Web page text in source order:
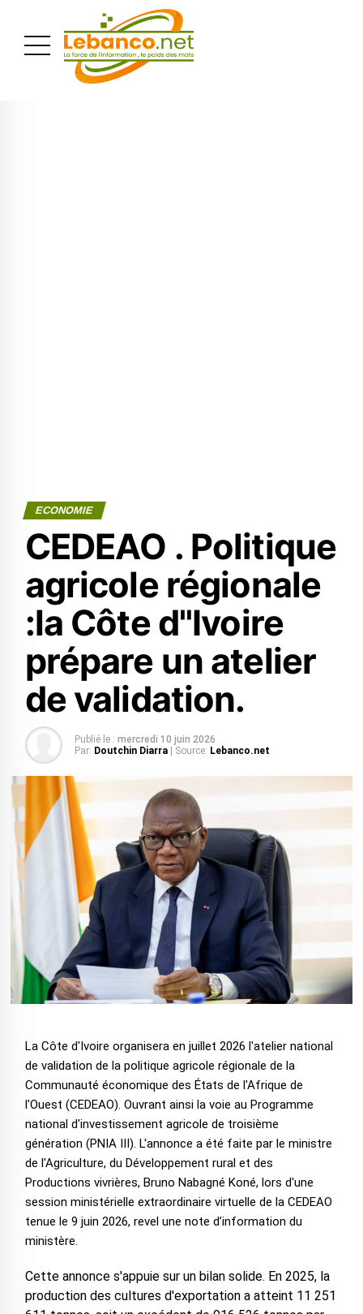
ECONOMIE
CEDEAO . Politique
agricole régionale
:la Côte d"Ivoire
prépare un atelier
de validation.
Publié le : mercredi 10 juin 2026
Par: Doutchin Diarra | Source: Lebanco.net
La Côte d'Ivoire organisera en juillet 2026 l'atelier national
de validation de la politique agricole régionale de la
Communauté économique des États de l'Afrique de
l'Ouest (CEDEAO). Ouvrant ainsi la voie au Programme
national d'investissement agricole de troisième
génération (PNIA III). L'annonce a été faite par le ministre
de l'Agriculture, du Développement rural et des
Productions vivrières, Bruno Nabagné Koné, lors d'une
session ministérielle extraordinaire virtuelle de la CEDEAO
tenue le 9 juin 2026, revel une note d’information du
ministère.
Cette annonce s'appuie sur un bilan solide. En 2025, la
production des cultures d'exportation a atteint 11 251